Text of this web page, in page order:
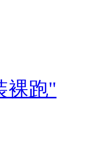
裸跑"